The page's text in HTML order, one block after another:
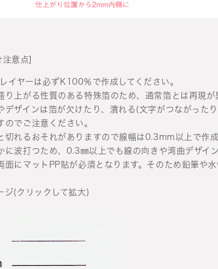
意点]
イヤーは必ずK100％で作成してください。
り上がる性質のある特殊箔のため、通常箔とは再現が
デザインは箔が欠けたり、潰れる(文字がつながった
のでご注意ください。
切れるおそれがありますので線幅は0.3mm以上で作成
に波打つため、0.3㎜以上でも線の向きや湾曲デザイ
面にマットPP貼が必須となります。そのため鉛筆や
ジ(クリックして拡大)